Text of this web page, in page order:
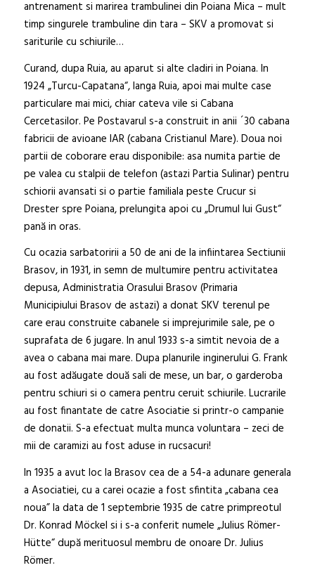
antrenament si marirea trambulinei din Poiana Mica – mult
timp singurele trambuline din tara – SKV a promovat si
sariturile cu schiurile…
Curand, dupa Ruia, au aparut si alte cladiri in Poiana. In
1924 „Turcu-Capatana“, langa Ruia, apoi mai multe case
particulare mai mici, chiar cateva vile si Cabana
Cercetasilor. Pe Postavarul s-a construit in anii ´30 cabana
fabricii de avioane IAR (cabana Cristianul Mare). Doua noi
partii de coborare erau disponibile: asa numita partie de
pe valea cu stalpii de telefon (astazi Partia Sulinar) pentru
schiorii avansati si o partie familiala peste Crucur si
Drester spre Poiana, prelungita apoi cu „Drumul lui Gust“
pană in oras.
Cu ocazia sarbatoririi a 50 de ani de la infiintarea Sectiunii
Brasov, in 1931, in semn de multumire pentru activitatea
depusa, Administratia Orasului Brasov (Primaria
Municipiului Brasov de astazi) a donat SKV terenul pe
care erau construite cabanele si imprejurimile sale, pe o
suprafata de 6 jugare. In anul 1933 s-a simtit nevoia de a
avea o cabana mai mare. Dupa planurile inginerului G. Frank
au fost adăugate două sali de mese, un bar, o garderoba
pentru schiuri si o camera pentru ceruit schiurile. Lucrarile
au fost finantate de catre Asociatie si printr-o campanie
de donatii. S-a efectuat multa munca voluntara – zeci de
mii de caramizi au fost aduse in rucsacuri!
In 1935 a avut loc la Brasov cea de a 54-a adunare generala
a Asociatiei, cu a carei ocazie a fost sfintita „cabana cea
noua” la data de 1 septembrie 1935 de catre primpreotul
Dr. Konrad Möckel si i s-a conferit numele „Julius Römer-
Hütte“ după merituosul membru de onoare Dr. Julius
Römer.